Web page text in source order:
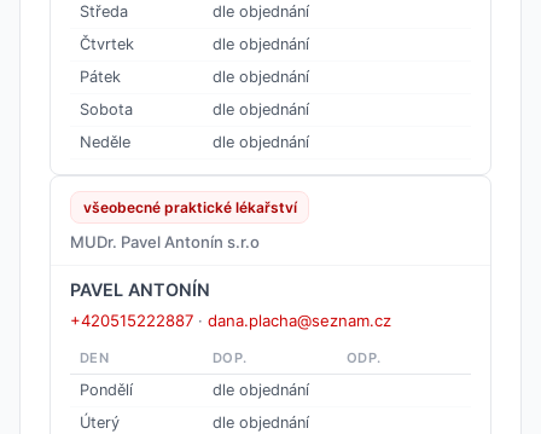
Středa
dle objednání
Čtvrtek
dle objednání
Pátek
dle objednání
Sobota
dle objednání
Neděle
dle objednání
všeobecné praktické lékařství
MUDr. Pavel Antonín s.r.o
PAVEL ANTONÍN
+420515222887 · dana.placha@seznam.cz
DEN DOP. ODP.
Pondělí
dle objednání
Úterý
dle objednání